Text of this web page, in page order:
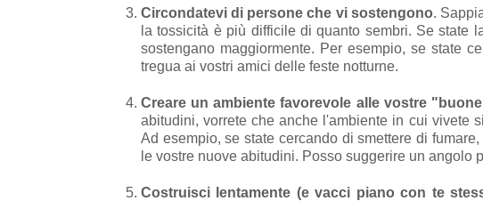
Circondatevi di persone che vi sostengono.
la tossicità è più difficile di quanto sembri. Se state
sostengano maggiormente. Per esempio, se state
tregua ai vostri amici delle feste notturne.
Creare un ambiente favorevole alle vostre
abitudini, vorrete che anche l'ambiente in cui vivete
Ad esempio, se state cercando di smettere di
le vostre nuove abitudini. Posso suggerire un angolo
Costruisci lentamente (e vacci piano con te